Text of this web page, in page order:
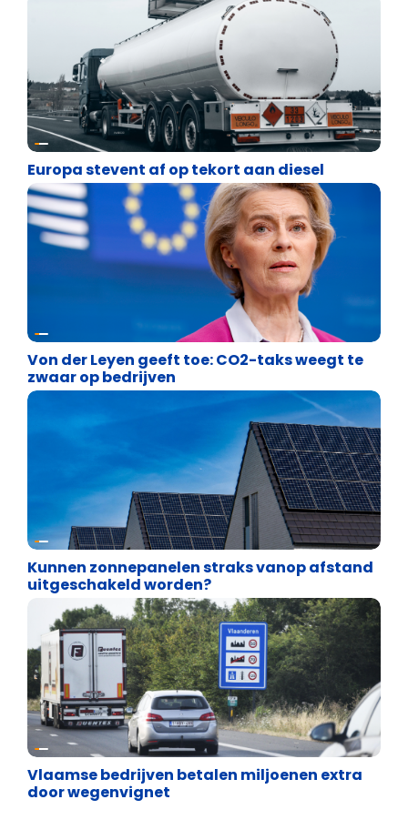
Energie en transport
Europa stevent af op tekort aan diesel
Energie en transport
Von der Leyen geeft toe: CO2-taks weegt te
zwaar op bedrijven
Energie en transport
Kunnen zonnepanelen straks vanop afstand
uitgeschakeld worden?
Energie en transport
Vlaamse bedrijven betalen miljoenen extra
door wegenvignet